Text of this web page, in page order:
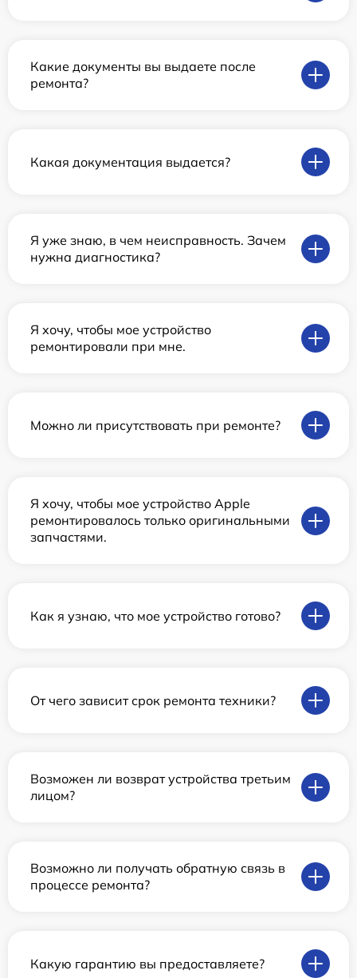
Какие документы вы выдаете после
ремонта?
Какая документация выдается?
Я уже знаю, в чем неисправность. Зачем
нужна диагностика?
Я хочу, чтобы мое устройство
ремонтировали при мне.
Можно ли присутствовать при ремонте?
Я хочу, чтобы мое устройство Apple
ремонтировалось только оригинальными
запчастями.
Как я узнаю, что мое устройство готово?
От чего зависит срок ремонта техники?
Возможен ли возврат устройства третьим
лицом?
Возможно ли получать обратную связь в
процессе ремонта?
Какую гарантию вы предоставляете?